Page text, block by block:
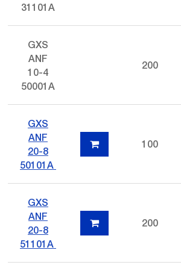
31101A
GXS
ANF
10-4
50001A
200
GXS
ANF
20-8
50101A
100
GXS
ANF
20-8
51101A
200